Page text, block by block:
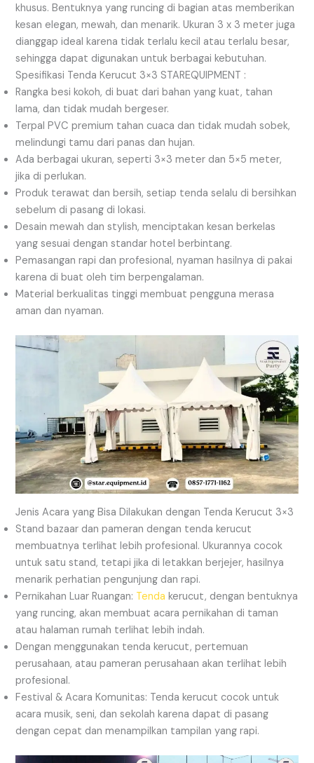
khusus. Bentuknya yang runcing di bagian atas memberikan
kesan elegan, mewah, dan menarik. Ukuran 3 x 3 meter juga
dianggap ideal karena tidak terlalu kecil atau terlalu besar,
sehingga dapat digunakan untuk berbagai kebutuhan.
Spesifikasi Tenda Kerucut 3×3 STAREQUIPMENT :
Rangka besi kokoh, di buat dari bahan yang kuat, tahan
lama, dan tidak mudah bergeser.
Terpal PVC premium tahan cuaca dan tidak mudah sobek,
melindungi tamu dari panas dan hujan.
Ada berbagai ukuran, seperti 3×3 meter dan 5×5 meter,
jika di perlukan.
Produk terawat dan bersih, setiap tenda selalu di bersihkan
sebelum di pasang di lokasi.
Desain mewah dan stylish, menciptakan kesan berkelas
yang sesuai dengan standar hotel berbintang.
Pemasangan rapi dan profesional, nyaman hasilnya di pakai
karena di buat oleh tim berpengalaman.
Material berkualitas tinggi membuat pengguna merasa
aman dan nyaman.
Jenis Acara yang Bisa Dilakukan dengan Tenda Kerucut 3×3
Stand bazaar dan pameran dengan tenda kerucut
membuatnya terlihat lebih profesional. Ukurannya cocok
untuk satu stand, tetapi jika di letakkan berjejer, hasilnya
menarik perhatian pengunjung dan rapi.
Pernikahan Luar Ruangan: Tendakerucut, dengan bentuknya
yang runcing, akan membuat acara pernikahan di taman
atau halaman rumah terlihat lebih indah.
Dengan menggunakan tenda kerucut, pertemuan
perusahaan, atau pameran perusahaan akan terlihat lebih
profesional.
Festival & Acara Komunitas: Tenda kerucut cocok untuk
acara musik, seni, dan sekolah karena dapat di pasang
dengan cepat dan menampilkan tampilan yang rapi.